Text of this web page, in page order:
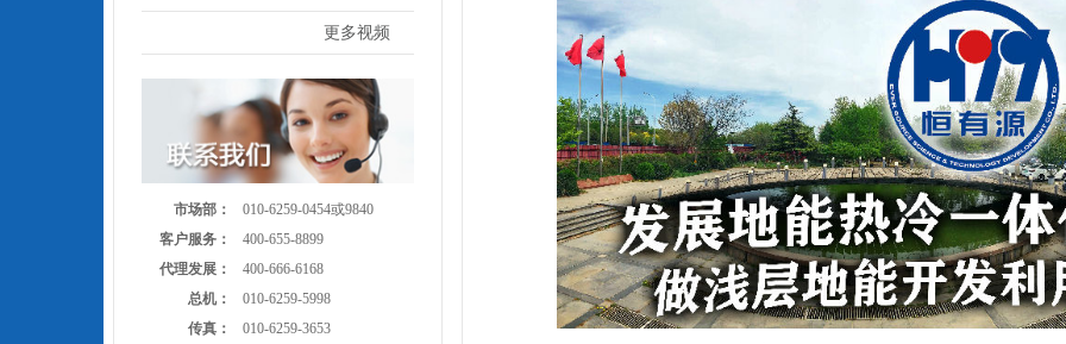
更多视频
市场部：
010-6259-0454或9840
客户服务：
400-655-8899
代理发展：
400-666-6168
总机：
010-6259-5998
传真：
010-6259-3653